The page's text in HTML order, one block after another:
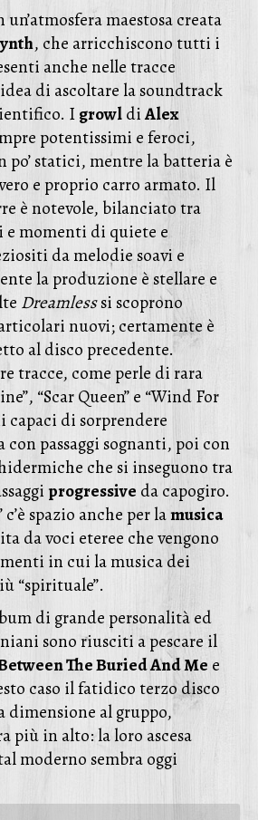
maestosa creata
, che arricchiscono tutti i
anche nelle tracce
di ascoltare la soundtrack
IgrowldiAlex
potentissimi e feroci,
po’ statici, mentre la batteria è
e proprio carro armato. Il
è notevole, bilanciato tra
e momenti di quiete e
da melodie soavi e
la produzione è stellare e
Dreamlesssi scoprono
nuovi; certamente è
al disco precedente.
tracce, come perle di rara
“Scar Queen” e “Wind For
capaci di sorprendere
con passaggi sognanti, poi con
che si inseguono tra
progressive da capogiro.
c’è spazio anche per lamusica
da voci eteree che vengono
in cui la musica dei
“spirituale”.
di grande personalità ed
sono riusciti a pescare il
The Buried And Me e
caso il fatidico terzo disco
dimensione al gruppo,
più in alto: la loro ascesa
moderno sembra oggi